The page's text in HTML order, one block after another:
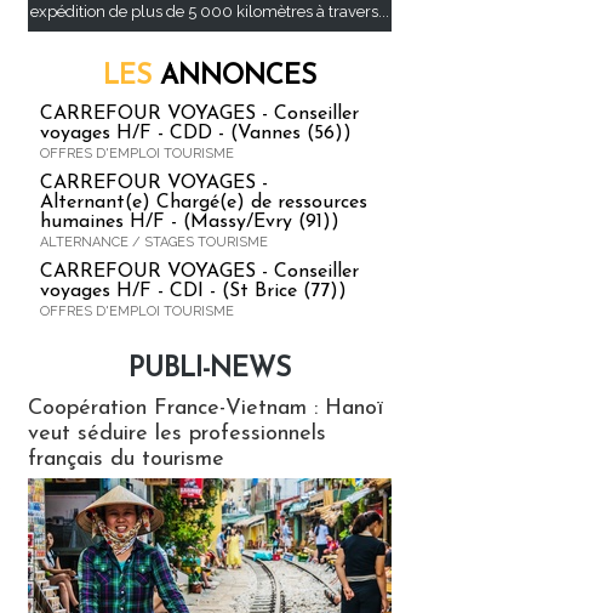
expédition de plus de 5 000 kilomètres à travers...
LES ANNONCES
CARREFOUR VOYAGES - Conseiller
voyages H/F - CDD - (Vannes (56))
OFFRES D'EMPLOI TOURISME
CARREFOUR VOYAGES -
Alternant(e) Chargé(e) de ressources
humaines H/F - (Massy/Evry (91))
ALTERNANCE / STAGES TOURISME
CARREFOUR VOYAGES - Conseiller
voyages H/F - CDI - (St Brice (77))
OFFRES D'EMPLOI TOURISME
PUBLI-NEWS
Coopération France-Vietnam : Hanoï
veut séduire les professionnels
français du tourisme